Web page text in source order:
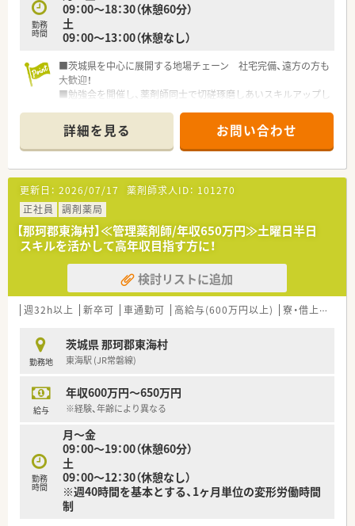
勤務
時間
09：00～18：30（休憩60分）
土
09：00～13：00（休憩なし）
■茨城県を中心に展開する地場チェーン 社宅完備、遠方の方も
大歓迎！
■勉強会を開催し、薬剤師同士で切磋琢磨しあいスキルアップし
礎から学べます。家庭的な環境のなかで経験豊かなスタッフが
親身になって指導します。
■医師、訪問看護師、施設スタッフやケアマネージャーと連携
し、患者さまのご自宅や各種高齢者施設を訪問、お薬をお届け
し、薬剤管理、お薬に関するご説明やご相談に応じています
詳細を見る お問い合わせ
更新日： 2026/07/17 薬剤師求人ID： 101270
正社員
調剤薬局
【那珂郡東海村】≪管理薬剤師/年収650万円≫土曜日半日
スキルを活かして高年収目指す方に！
検討リストに追加
週32h以上 新卒可 車通勤可 高給与(600万円以上) 寮・借上社宅あり
勤務地
茨城県 那珂郡東海村
東海駅 (JR常磐線)
給与
年収600万円～650万円
※経験、年齢により異なる
勤務
時間
月～金
09：00～19：00（休憩60分）
土
09：00～12：30（休憩なし）
※週40時間を基本とする、1ヶ月単位の変形労働時間
制